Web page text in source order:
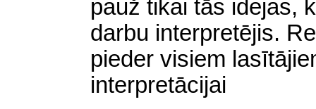
pauž tikai tās idejas,
darbu interpretējis.
pieder visiem
interpretācijai